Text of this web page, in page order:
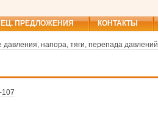
ПРЕДЛОЖЕНИЯ КОНТАКТЫ
давления, напора, тяги, перепада давлений